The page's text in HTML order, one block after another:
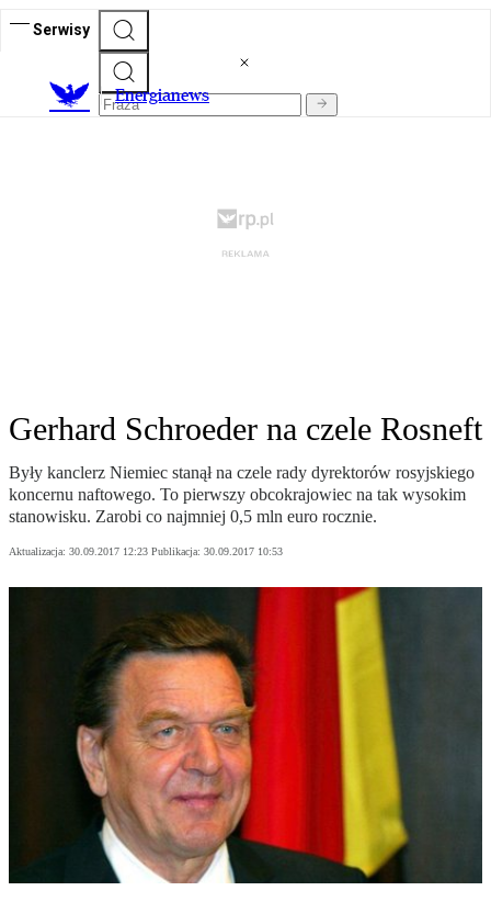
Serwisy
Energianews
Gerhard Schroeder na czele Rosneft
Były kanclerz Niemiec stanął na czele rady dyrektorów rosyjskiego
koncernu naftowego. To pierwszy obcokrajowiec na tak wysokim
stanowisku. Zarobi co najmniej 0,5 mln euro rocznie.
Aktualizacja: 30.09.2017 12:23 Publikacja: 30.09.2017 10:53